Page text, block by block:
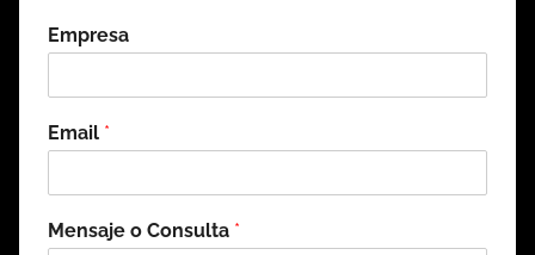
Empresa
Email *
Mensaje o Consulta *